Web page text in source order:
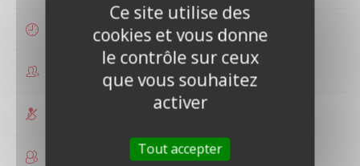
Non accessible PMR
Enfants non autorisés
Ce site utilise des
cookies et vous donne
le contrôle sur ceux
que vous souhaitez
activer
Tout accepter